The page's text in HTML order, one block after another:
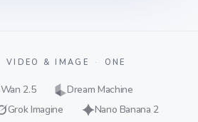
VIDEO & IMAGE ·
ONE
Wan 2.5→ Dream Machine
Grok Imagine Nano Banana 2